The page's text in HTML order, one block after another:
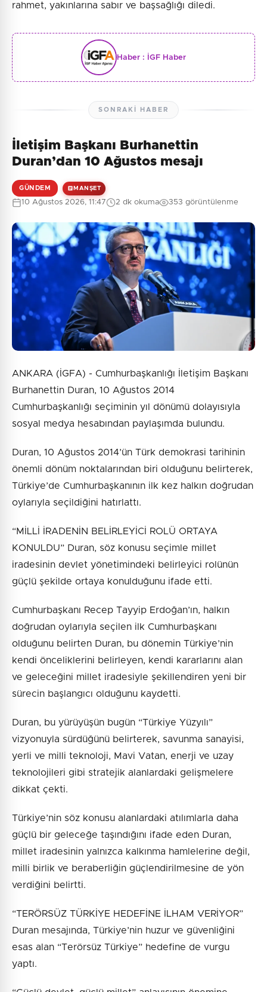
rahmet, yakınlarına sabır ve başsağlığı diledi.
Haber : İGF Haber
SONRAKI HABER
İletişim Başkanı Burhanettin
Duran’dan 10 Ağustos mesajı
GÜNDEM MANŞET
10 Ağustos 2026, 11:47 2 dk okuma 353 görüntülenme
ANKARA (İGFA) - Cumhurbaşkanlığı İletişim Başkanı
Burhanettin Duran, 10 Ağustos 2014
Cumhurbaşkanlığı seçiminin yıl dönümü dolayısıyla
sosyal medya hesabından paylaşımda bulundu.
Duran, 10 Ağustos 2014’ün Türk demokrasi tarihinin
önemli dönüm noktalarından biri olduğunu belirterek,
Türkiye’de Cumhurbaşkanının ilk kez halkın doğrudan
oylarıyla seçildiğini hatırlattı.
“MİLLİ İRADENİN BELİRLEYİCİ ROLÜ ORTAYA
KONULDU” Duran, söz konusu seçimle millet
iradesinin devlet yönetimindeki belirleyici rolünün
güçlü şekilde ortaya konulduğunu ifade etti.
Cumhurbaşkanı Recep Tayyip Erdoğan’ın, halkın
doğrudan oylarıyla seçilen ilk Cumhurbaşkanı
olduğunu belirten Duran, bu dönemin Türkiye’nin
kendi önceliklerini belirleyen, kendi kararlarını alan
ve geleceğini millet iradesiyle şekillendiren yeni bir
sürecin başlangıcı olduğunu kaydetti.
Duran, bu yürüyüşün bugün “Türkiye Yüzyılı”
vizyonuyla sürdüğünü belirterek, savunma sanayisi,
yerli ve milli teknoloji, Mavi Vatan, enerji ve uzay
teknolojileri gibi stratejik alanlardaki gelişmelere
dikkat çekti.
Türkiye’nin söz konusu alanlardaki atılımlarla daha
güçlü bir geleceğe taşındığını ifade eden Duran,
millet iradesinin yalnızca kalkınma hamlelerine değil,
milli birlik ve beraberliğin güçlendirilmesine de yön
verdiğini belirtti.
“TERÖRSÜZ TÜRKİYE HEDEFİNE İLHAM VERİYOR”
Duran mesajında, Türkiye’nin huzur ve güvenliğini
esas alan “Terörsüz Türkiye” hedefine de vurgu
yaptı.